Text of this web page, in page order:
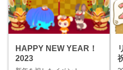
HAPPY NEW YEAR！
2023